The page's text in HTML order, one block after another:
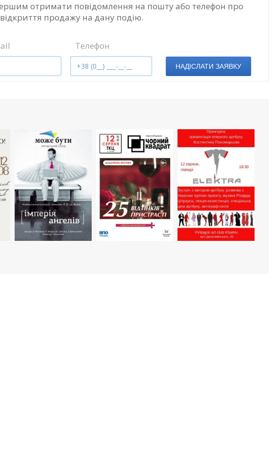
отримати повідомлення на пошту або телефон про
відкриття продажу на дану подію.
Телефон
НАДІСЛАТИ ЗАЯВКУ